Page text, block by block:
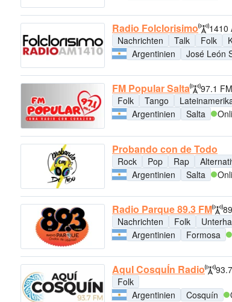
Radio Folclorisimo
1410
Nachrichten
Talk Folk
Argentinien
José León
FM Popular Salta
97.1 FM
Folk
Tango
Argentinien
Salta
Probando con de Todo
Rock Pop Rap
Argentinien
Salta
Radio Parque 89.3 FM
Nachrichten
Folk
Argentinien
Formosa
AquI CosquÍn Radio
Folk
Argentinien
Cosquín